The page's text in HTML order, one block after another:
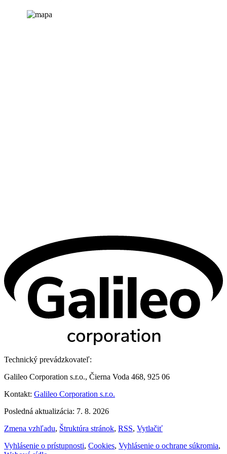
Technický prevádzkovateľ:
Galileo Corporation s.r.o., Čierna Voda 468, 925 06
Kontakt: Galileo Corporation s.r.o.
Posledná aktualizácia: 7. 8. 2026
Zmena vzhľadu, Štruktúra stránok, RSS, Vytlačiť
Vyhlásenie o prístupnosti, Cookies, Vyhlásenie o ochrane súkromia,